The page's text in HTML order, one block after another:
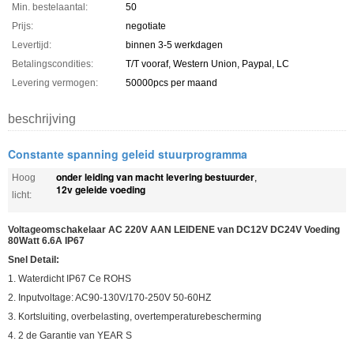
Min. bestelaantal:
50
Prijs:
negotiate
Levertijd:
binnen 3-5 werkdagen
Betalingscondities:
T/T vooraf, Western Union, Paypal, LC
Levering vermogen:
50000pcs per maand
beschrijving
Constante spanning geleid stuurprogramma
Hoog
licht:
onder leiding van macht levering bestuurder,
12v geleide voeding
Voltageomschakelaar AC 220V AAN LEIDENE van DC12V DC24V Voeding
80Watt 6.6A IP67
Snel Detail:
1. Waterdicht IP67 Ce ROHS
2. Inputvoltage: AC90-130V/170-250V 50-60HZ
3. Kortsluiting, overbelasting, overtemperaturebescherming
4. 2 de Garantie van YEAR S